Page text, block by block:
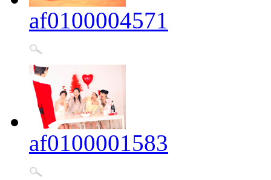
af0100004571
af0100001583